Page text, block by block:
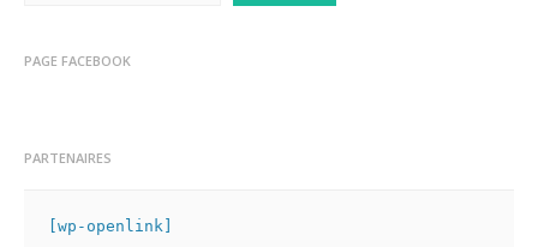
PAGE FACEBOOK
PARTENAIRES
[wp-openlink]